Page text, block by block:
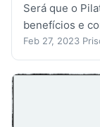
Será que o
benefícios e
Feb 27, 2023